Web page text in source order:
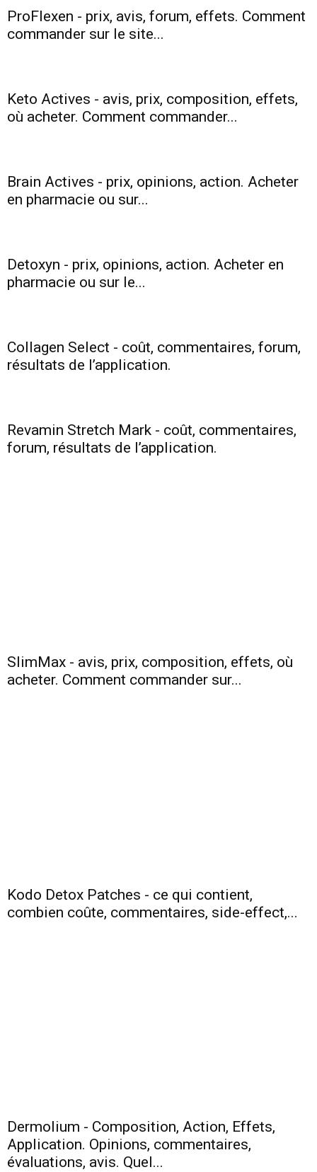
santé
et
ProFlexen - prix, avis, forum, effets. Comment
commander sur le site...
Keto Actives - avis, prix, composition, effets,
où acheter. Comment commander...
Brain Actives - prix, opinions, action. Acheter
en pharmacie ou sur...
Detoxyn - prix, opinions, action. Acheter en
pharmacie ou sur le...
Collagen Select - coût, commentaires, forum,
résultats de l’application.
Revamin Stretch Mark - coût, commentaires,
forum, résultats de l’application.
SlimMax - avis, prix, composition, effets, où
acheter. Comment commander sur...
Kodo Detox Patches - ce qui contient,
combien coûte, commentaires, side-effect,...
Dermolium - Composition, Action, Effets,
Application. Opinions, commentaires,
évaluations, avis. Quel...